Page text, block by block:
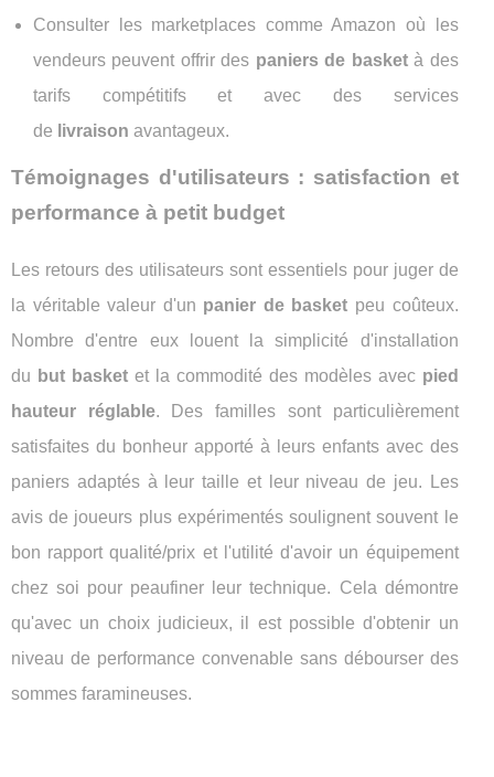
Consulter les marketplaces comme Amazon où les
vendeurs peuvent offrir des paniers de basketà des
tarifs compétitifs et avec des services
de livraison avantageux.
Témoignages d'utilisateurs : satisfaction et
performance à petit budget
Les retours des utilisateurs sont essentiels pour juger de
la véritable valeur d'un panier de basket peu coûteux.
Nombre d'entre eux louent la simplicité d'installation
du but basketet la commodité des modèles avec pied
hauteur réglable. Des familles sont particulièrement
satisfaites du bonheur apporté à leurs enfants avec des
paniers adaptés à leur taille et leur niveau de jeu. Les
avis de joueurs plus expérimentés soulignent souvent le
bon rapport qualité/prix et l'utilité d'avoir un équipement
chez soi pour peaufiner leur technique. Cela démontre
qu'avec un choix judicieux, il est possible d'obtenir un
niveau de performance convenable sans débourser des
sommes faramineuses.